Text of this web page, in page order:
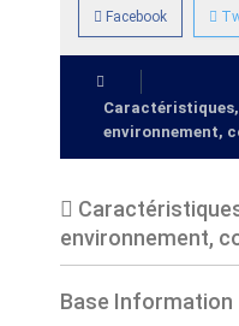
Facebook
environnement,
environnement,
Base Information